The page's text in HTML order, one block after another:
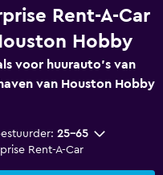
Rent-A-Car
Hobby
voor huurauto's van
van Houston Hobby
25-65
Rent-A-Car